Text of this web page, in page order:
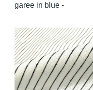
garee in blue -